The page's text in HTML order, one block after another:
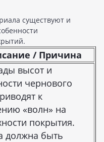
существуют и
/ Причина
высот и
чернового
к
«волн» на
покрытия.
должна быть